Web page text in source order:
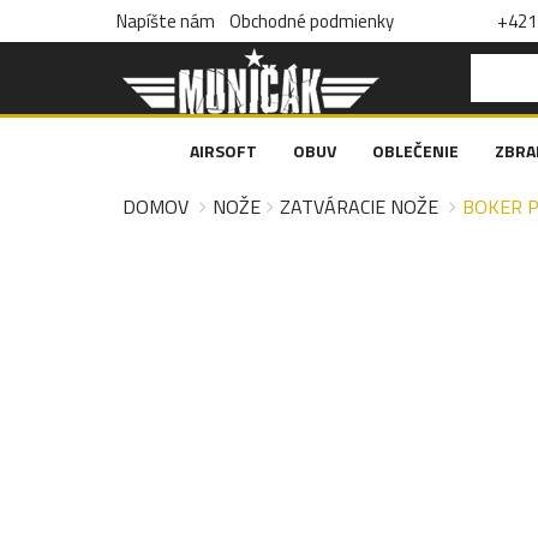
Napíšte nám Obchodné podmienky
AIRSOFT OBUV OBLEČENIE
DOMOV NOŽE ZATVÁRACIE NOŽE BOKER